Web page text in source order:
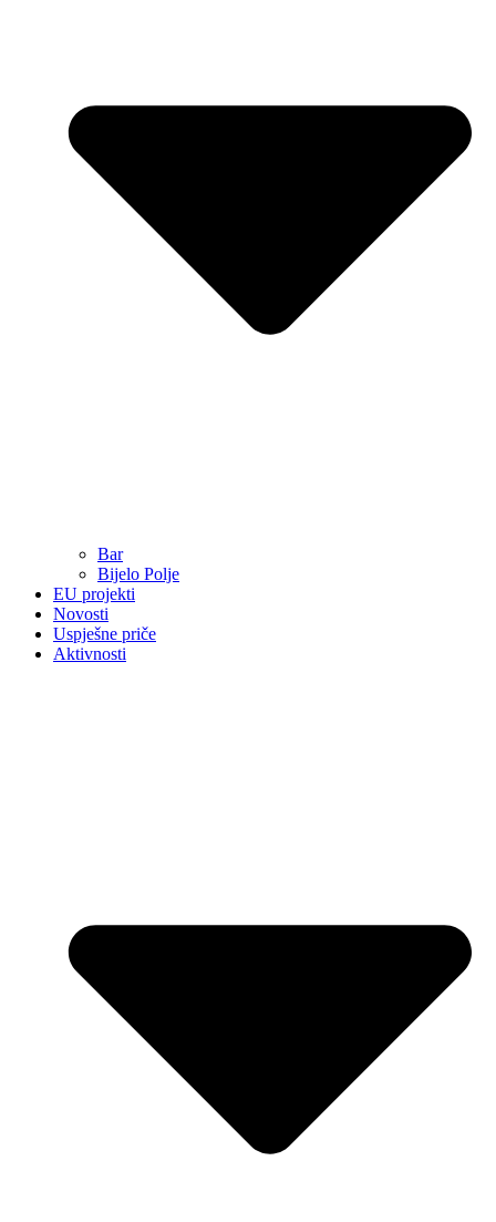
Bar
Bijelo Polje
EU projekti
Novosti
Uspješne priče
Aktivnosti